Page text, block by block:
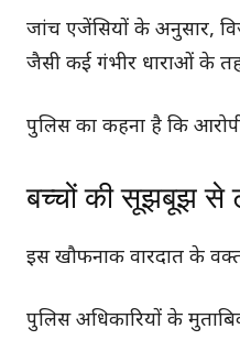
जांच एजेंसियों के अनुसार,
जैसी कई गंभीर धाराओं के
पुलिस का कहना है कि
बच्चों की सूझबूझ से
इस खौफनाक वारदात के
पुलिस अधिकारियों के